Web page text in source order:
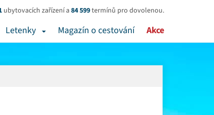
ubytovacích zařízení a 84 599termínů pro dovolenou.
Letenky Magazín o cestování Akce